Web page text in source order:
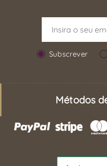
Subscrever
Métodos